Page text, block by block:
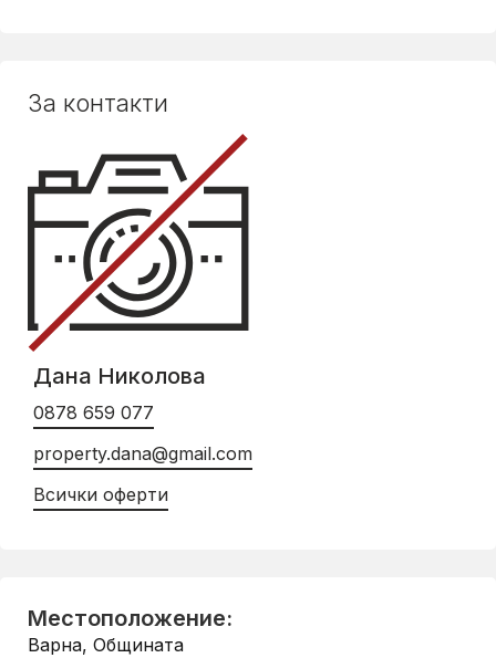
За контакти
Дана Николова
0878 659 077
property.dana@gmail.com
Всички оферти
Местоположение:
Варна, Общината